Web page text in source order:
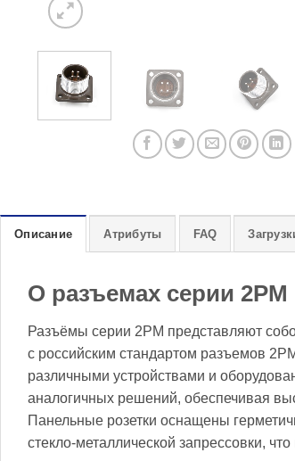
Описание Атрибуты FAQ
О разъемах серии 2PM
Разъёмы серии 2PM представляют
с российским стандартом разъемов
различными устройствами и
аналогичных решений, обеспечивая
Панельные розетки оснащены
стекло-металлической запрессовки,